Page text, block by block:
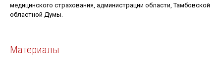
медицинского страхования, администрации области, Тамбовской
областной Думы.
Материалы